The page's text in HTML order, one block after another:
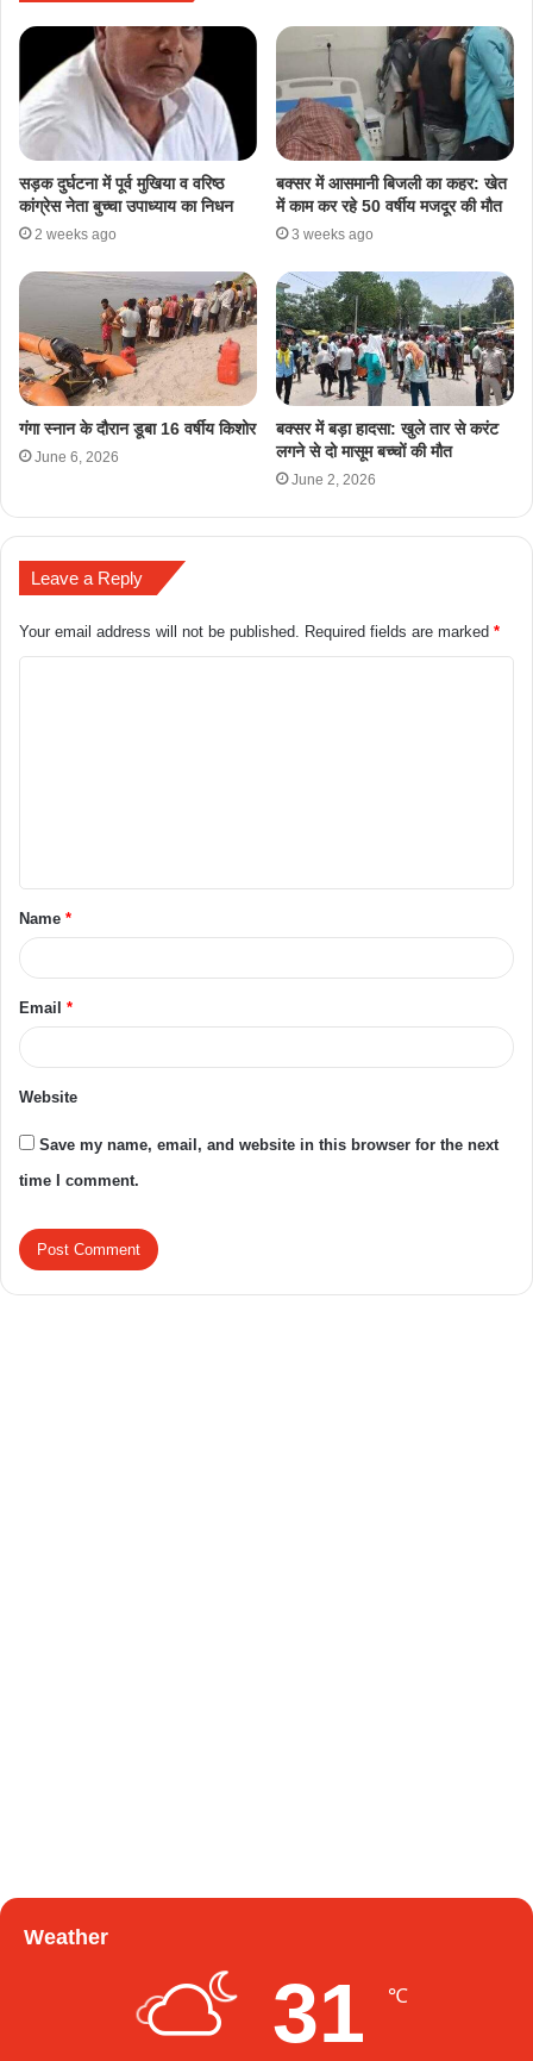
सड़क दुर्घटना में पूर्व मुखिया व वरिष्ठ
कांग्रेस नेता बुच्चा उपाध्याय का निधन
2 weeks ago
बक्सर में आसमानी बिजली का कहर: खेत
में काम कर रहे 50 वर्षीय मजदूर की मौत
3 weeks ago
गंगा स्नान के दौरान डूबा 16 वर्षीय किशोर
June 6, 2026
बक्सर में बड़ा हादसा: खुले तार से करंट
लगने से दो मासूम बच्चों की मौत
June 2, 2026
Leave a Reply
Your email address will not be published. Required fields are marked *
Name *
Email *
Website
Save my name, email, and website in this browser for the next
time I comment.
Weather
31 ℃